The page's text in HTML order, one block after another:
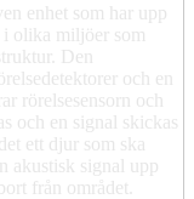
enhet som har upp
i olika miljöer som
Den
och en
rörelsesensorn och
och en signal skickas
ett djur som ska
akustisk signal upp
från området.